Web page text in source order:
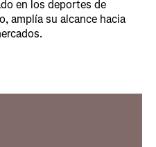
en los deportes de
amplía su alcance hacia